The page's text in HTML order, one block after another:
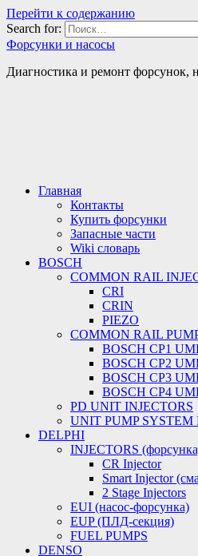
Перейти к содержанию
Search for:
Форсунки и насосы
Диагностика и ремонт форсунок,
Главная
Контакты
Купить форсунки
Запасные части
Wiki словарь
BOSCH
COMMON RAIL
CRI
CRIN
PIEZO
COMMON RAIL
BOSCH CP1
BOSCH CP2
BOSCH CP3
BOSCH CP4
PD UNIT INJECTORS
UNIT PUMP SYSTEM
DELPHI
INJECTORS
CR Injector
Smart Injector
2 Stage Injectors
EUI (насос-форсунка)
EUP (ПЛД-секция)
FUEL PUMPS
DENSO